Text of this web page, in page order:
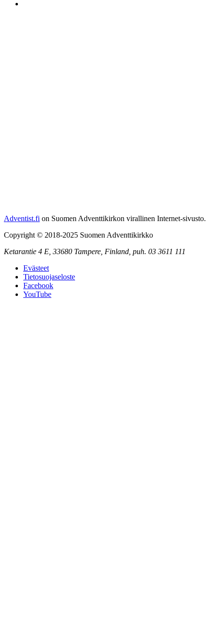
Adventist.fi on Suomen Adventtikirkon virallinen Internet-sivusto.
Copyright © 2018-2025 Suomen Adventtikirkko
Ketarantie 4 E, 33680 Tampere Finland, puh. 03 3611 111
Evästeet
Tietosuojaseloste
Facebook
YouTube